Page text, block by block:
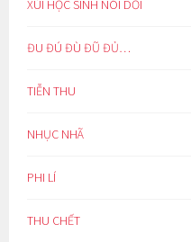
XÚI HỌC SINH NÓI DỐI
ĐU ĐÚ ĐÙ ĐŨ ĐỦ…
TIỄN THU
NHỤC NHÃ
PHI LÍ
THU CHẾT